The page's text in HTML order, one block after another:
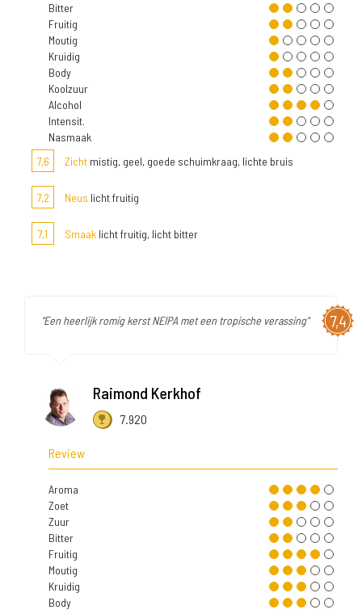
Bitter
Fruitig
Moutig
Kruidig
Body
Koolzuur
Alcohol
Intensit.
Nasmaak
7,6
Zicht mistig, geel, goede schuimkraag, lichte bruis
7,2 Neus licht fruitig
7,1 Smaak licht fruitig, licht bitter
7,4
"Een heerlijk romig kerst NEIPA met een tropische verassing"
Raimond Kerkhof
7.920
Review
Aroma
Zoet
Zuur
Bitter
Fruitig
Moutig
Kruidig
Body